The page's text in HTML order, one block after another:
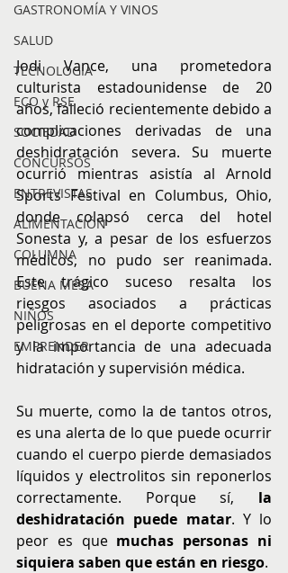
GASTRONOMÍA Y VINOS
SALUD
TECNOLOGÍA
ECO y RSE
SOCIEDAD
CONCURSOS
ENTREVISTAS
ALIMENTACIÓN
COLUMNA
BUENA MESA
NIÑOS
EMPRENDER
Jodi Vance, una prometedora
culturista estadounidense de 20
años, falleció recientemente debido a
complicaciones derivadas de una
deshidratación severa. Su muerte
ocurrió mientras asistía al Arnold
Sports Festival en Columbus, Ohio,
donde colapsó cerca del hotel
Sonesta y, a pesar de los esfuerzos
médicos, no pudo ser reanimada.
Este trágico suceso resalta los
riesgos asociados a prácticas
peligrosas en el deporte competitivo
y la importancia de una adecuada
hidratación y supervisión médica.
Su muerte, como la de tantos otros,
es una alerta de lo que puede ocurrir
cuando el cuerpo pierde demasiados
líquidos y electrolitos sin reponerlos
correctamente. Porque sí, la
deshidratación puede matar. Y lo
peor es que muchas personas ni
siquiera saben que están en riesgo.